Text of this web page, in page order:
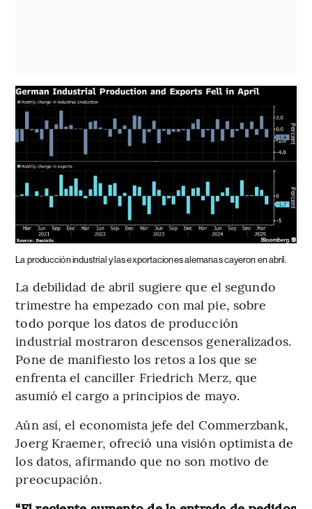
La producción industrial y las exportaciones alemanas cayeron en abril.
La debilidad de abril sugiere que el segundo
trimestre ha empezado con mal pie, sobre
todo porque los datos de producción
industrial mostraron descensos generalizados.
Pone de manifiesto los retos a los que se
enfrenta el canciller Friedrich Merz, que
asumió el cargo a principios de mayo.
Aún así, el economista jefe del Commerzbank,
Joerg Kraemer, ofreció una visión optimista de
los datos, afirmando que no son motivo de
preocupación.